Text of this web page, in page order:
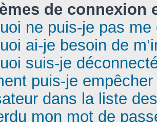
de connexion
ne puis-je pas
ai-je besoin de
suis-je
puis-je
dans la liste
mon mot de